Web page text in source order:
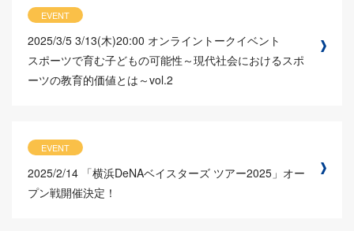
EVENT
2025/3/5 3/13(木)20:00 オンライントークイベント
スポーツで育む子どもの可能性～現代社会におけるスポ
ーツの教育的価値とは～vol.2
EVENT
2025/2/14 「横浜DeNAベイスターズ ツアー2025」オー
プン戦開催決定！